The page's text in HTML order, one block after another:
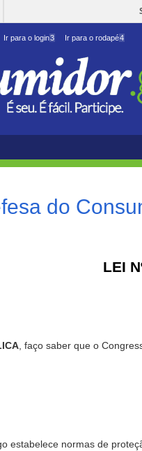
Ir para o login3 Ir para o rodapé4
do
LEI
, faço saber que o
estabelece normas de